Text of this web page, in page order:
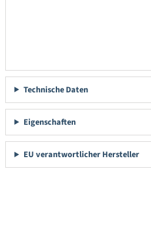
Technische Daten
Eigenschaften
EU verantwortlicher Hersteller